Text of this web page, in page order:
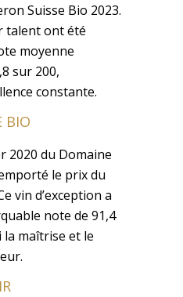
Suisse Bio 2023.
talent ont été
moyenne
sur 200,
constante.
BIO
2020 du Domaine
le prix du
vin d’exception a
note de 91,4
maîtrise et le